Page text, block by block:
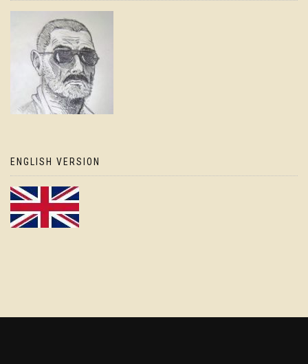
ENGLISH VERSION